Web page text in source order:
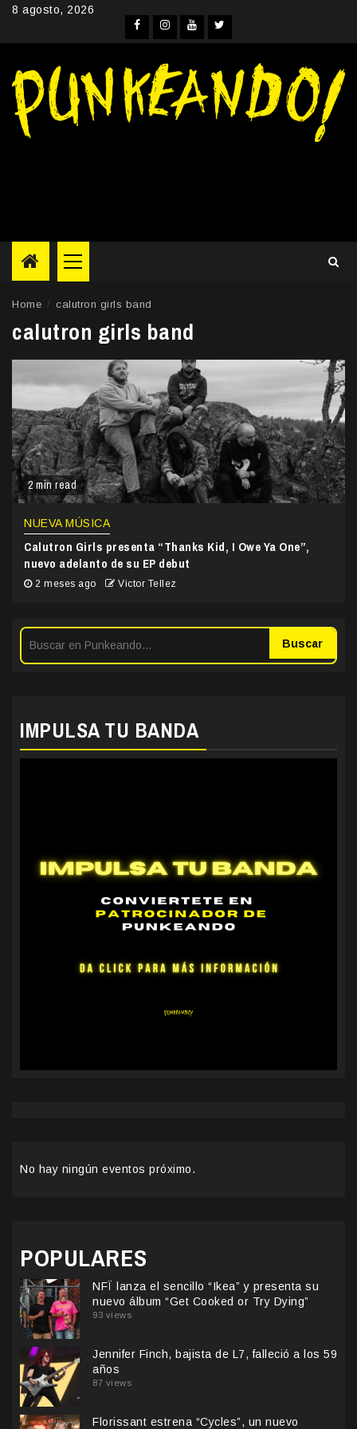
Skip8 agosto, 2026
Facebook
Instagram
YouTube
Twitter
Primary
Menu
Home calutron girls band
calutron girls band
2 min read
NUEVA MÚSICA
Calutron Girls presenta “Thanks Kid, I Owe Ya One”,
nuevo adelanto de su EP debut
2 meses ago Victor Tellez
Buscar
IMPULSA TU BANDA
No hay ningún eventos próximo.
POPULARES
NFÏ lanza el sencillo “Ikea” y presenta su
nuevo álbum “Get Cooked or Try Dying”
93 views
Jennifer Finch, bajista de L7, falleció a los 59
años
87 views
Florissant estrena “Cycles”, un nuevo